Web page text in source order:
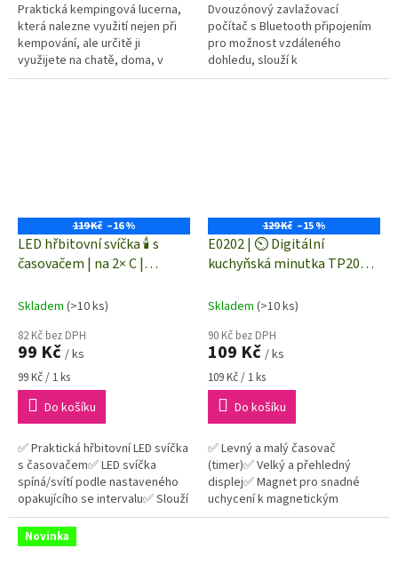
Praktická kempingová lucerna,
která nalezne využití nejen při
kempování, ale určitě ji
využijete na chatě, doma, v
dílně atp.
Dvouzónový zavlažovací
počítač s Bluetooth připojením
pro možnost vzdáleného
dohledu, slouží k
automatickému zavlažování
119 Kč –16 %
LED hřbitovní svíčka 🕯️ s
časovačem | na 2× C |
Skladem (>10 ks)
82 Kč bez DPH
99 Kč / ks
Měrná
cena:
99 Kč / 1 ks
Do košíku
✅ Praktická hřbitovní LED svíčka
s časovačem✅ LED svíčka
spíná/svítí podle nastaveného
opakujícího se intervalu✅ Slouží
jako náhrada klasické hřbitovní
svíčky✅ Odolná vůči...
129 Kč –15 %
E0202 | ⏲️ Digitální
kuchyňská minutka TP202 -
Skladem (>10 ks)
90 Kč bez DPH
109 Kč / ks
Měrná
cena:
109 Kč / 1 ks
Do košíku
✅ Levný a malý časovač
(timer)✅ Velký a přehledný
displej✅ Magnet pro snadné
uchycení k magnetickým
povrchům
Novinka